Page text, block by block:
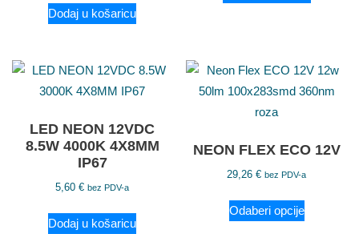
Dodaj u košaricu
LED NEON 12VDC
8.5W 4000K 4X8MM
IP67
5,60€ bez PDV-a
Dodaj u košaricu
NEON FLEX ECO 12V
29,26€ bez PDV-a
Odaberi opcije